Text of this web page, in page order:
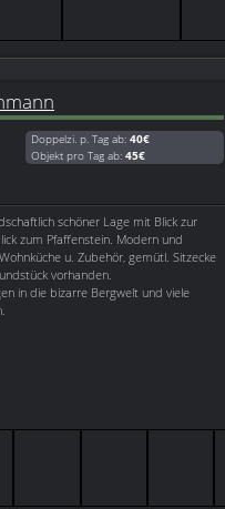
Doppelzi. p. Tag ab: 40€
Objekt pro Tag ab: 45€
schöner Lage mit Blick zur
zum Pfaffenstein. Modern und
u. Zubehör, gemütl. Sitzecke
vorhanden.
in die bizarre Bergwelt und viele